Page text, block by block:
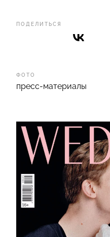
ПОДЕЛИТЬСЯ
ФОТО
пресс-материалы